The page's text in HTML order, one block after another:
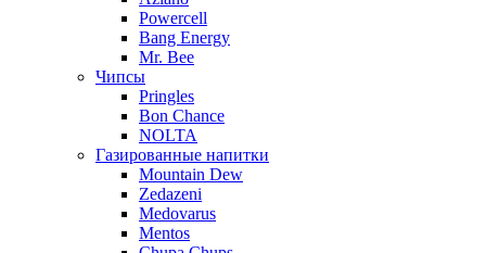
Powercell
Bang Energy
Mr. Bee
Чипсы
Pringles
Bon Chance
NOLTA
Газированные напитки
Mountain Dew
Zedazeni
Medovarus
Mentos